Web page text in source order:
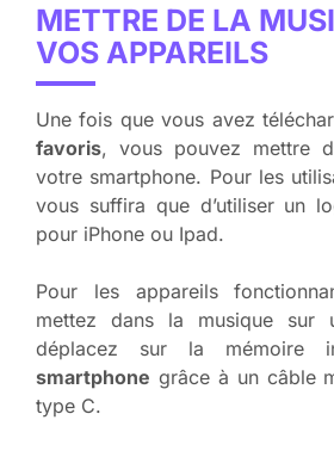
METTRE DE LA
VOS APPAREILS
Une fois que vous avez
favoris, vous pouvez mettre
votre smartphone. Pour les
vous suffira que d’utiliser un
pour iPhone ou Ipad.
Pour les appareils
mettez dans la musique sur
déplacez sur la mémoire
smartphone grâce à un câble
type C.